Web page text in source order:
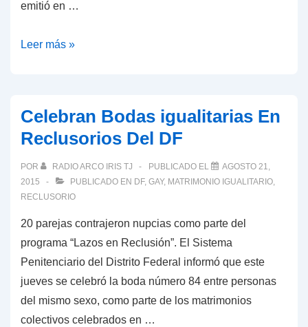
emitió en …
CNDH
igualitarias
en
el
país
Leer más »
Celebran Bodas igualitarias En
Reclusorios Del DF
POR RADIO ARCO IRIS TJ PUBLICADO EL
AGOSTO 21,
2015
PUBLICADO EN DF, GAY, MATRIMONIO IGUALITARIO,
RECLUSORIO
20 parejas contrajeron nupcias como parte del
programa “Lazos en Reclusión”. El Sistema
Penitenciario del Distrito Federal informó que este
jueves se celebró la boda número 84 entre personas
del mismo sexo, como parte de los matrimonios
colectivos celebrados en …